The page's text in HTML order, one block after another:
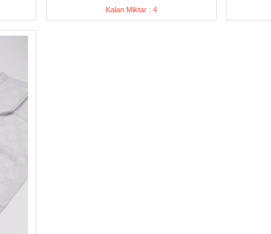
Kalan Miktar : 4